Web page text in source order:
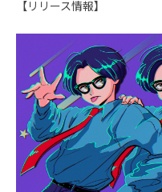
【リリース情報】